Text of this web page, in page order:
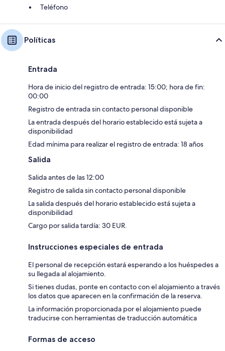
Teléfono
Políticas
Entrada
Hora de inicio del registro de entrada: 15:00; hora de fin:
00:00
Registro de entrada sin contacto personal disponible
La entrada después del horario establecido está sujeta a
disponibilidad
Edad mínima para realizar el registro de entrada: 18 años
Salida
Salida antes de las 12:00
Registro de salida sin contacto personal disponible
La salida después del horario establecido está sujeta a
disponibilidad
Cargo por salida tardía: 30 EUR.
Instrucciones especiales de entrada
El personal de recepción estará esperando a los huéspedes a
su llegada al alojamiento.
Si tienes dudas, ponte en contacto con el alojamiento a través
los datos que aparecen en la confirmación de la reserva.
La información proporcionada por el alojamiento puede
traducirse con herramientas de traducción automática
Formas de acceso